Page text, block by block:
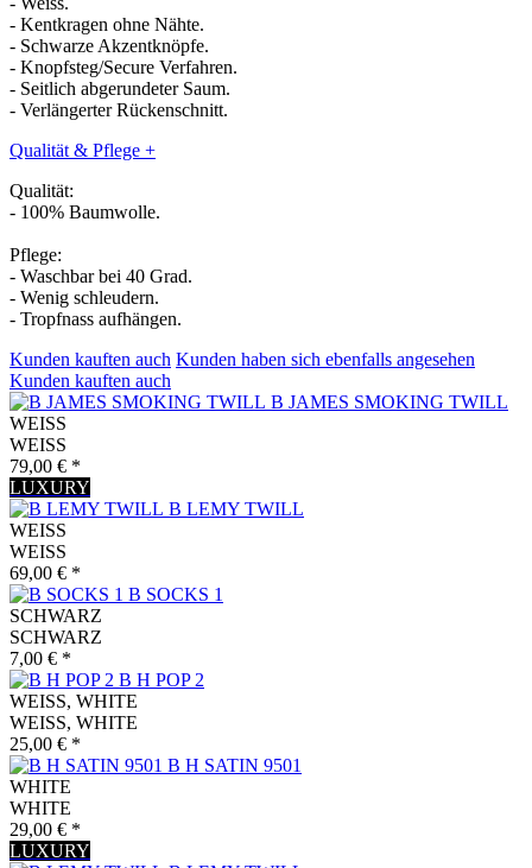
- Kentkragen ohne Nähte.
- Schwarze Akzentknöpfe.
- Knopfsteg/Secure Verfahren.
- Seitlich abgerundeter Saum.
- Verlängerter Rückenschnitt.
Qualität & Pflege +
Qualität:
- 100% Baumwolle.
Pflege:
- Waschbar bei 40 Grad.
- Wenig schleudern.
- Tropfnass aufhängen.
Kunden kauften auch Kunden haben sich ebenfalls angesehen
Kunden kauften auch
B JAMES SMOKING TWILL
WEISS
WEISS
79,00 € *
LUXURY
B LEMY TWILL
WEISS
WEISS
69,00 € *
B SOCKS 1
SCHWARZ
SCHWARZ
7,00 € *
B H POP 2
WEISS, WHITE
WEISS, WHITE
25,00 € *
B H SATIN 9501
WHITE
WHITE
29,00 € *
LUXURY